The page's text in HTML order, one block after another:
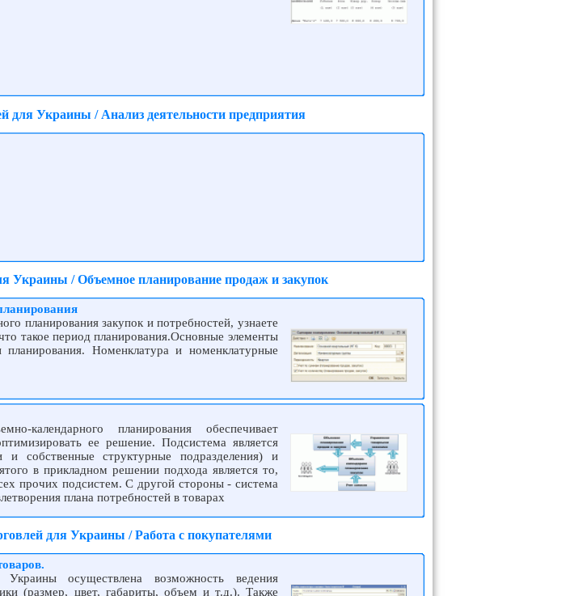
для Украины / Анализ деятельности предприятия
Украины / Объемное планирование продаж и закупок
планирования закупок и потребностей, узнаете
такое период планирования.Основные элементы
Номенклатура и номенклатурные
календарного планирования обеспечивает
ее решение. Подсистема является
собственные структурные подразделения) и
в прикладном решении подхода является то,
прочих подсистем. С другой стороны - система
плана потребностей в товарах
для Украины / Работа с покупателями
осуществлена возможность ведения
(размер, цвет, габариты, объем и т.д.). Также